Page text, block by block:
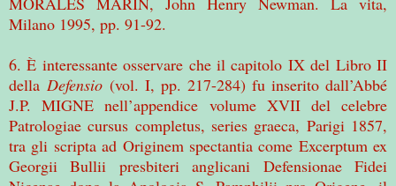
Milano 1995, pp. 91-92.
6. È interessante osservare che il capitolo IX del Libro II
della Defensio (vol. I, pp. 217-284) fu inserito dall’Abbé
J.P. MIGNE nell’appendice volume XVII del celebre
Patrologiae cursus completus, series graeca, Parigi 1857,
tra gli scripta ad Originem spectantia come Excerptum ex
Georgii Bullii presbiteri anglicani Defensionae Fidei